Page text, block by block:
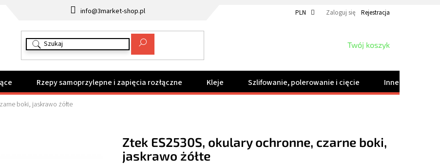
info@3market-shop.pl PLN Zaloguj się Rejestracja
KOSZYK
Twój koszyk
Rzepy samoprzylepne i zapięcia rozłączne Kleje Szlifowanie, polerowanie i cięcie Inne produkty
boki, jaskrawo żółte
Ztek ES2530S, okulary ochronne, czarne boki,
jaskrawo żółte